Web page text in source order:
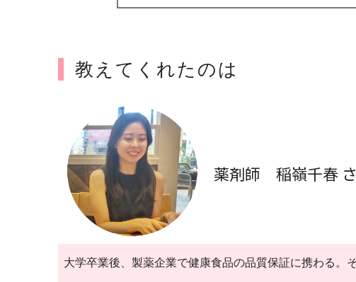
教えてくれたのは
薬剤師 稲嶺千春
大学卒業後、製薬企業で健康食品の品質保証に携わる。